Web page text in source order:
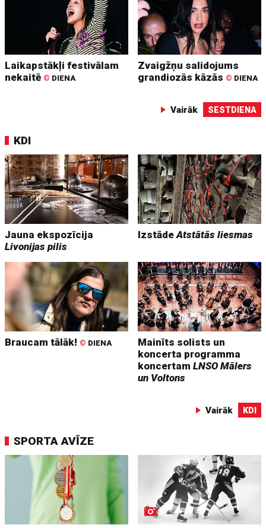
Laikapstākļi festivālam
nekaitē © DIENA
Zvaigžņu salidojums
grandiozās kāzās © DIENA
Vairāk SESTDIENA
KDI
Jauna ekspozīcija
Livonijas pilis
IzstādeAtstātās liesmas
Braucam tālāk! © DIENA
Mainīts solists un
koncerta programma
koncertamLNSO Mālers
un Voltons
Vairāk KDI
SPORTA AVĪZE